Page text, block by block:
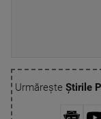
Urmărește Știrile